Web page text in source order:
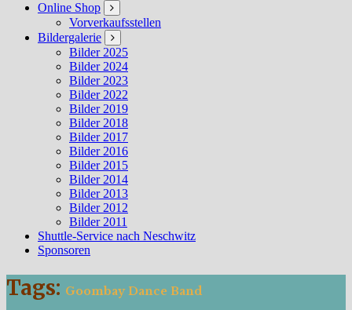
Online Shop
Vorverkaufsstellen
Bildergalerie
Bilder 2025
Bilder 2024
Bilder 2023
Bilder 2022
Bilder 2019
Bilder 2018
Bilder 2017
Bilder 2016
Bilder 2015
Bilder 2014
Bilder 2013
Bilder 2012
Bilder 2011
Shuttle-Service nach Neschwitz
Sponsoren
Tags: Goombay Dance Band